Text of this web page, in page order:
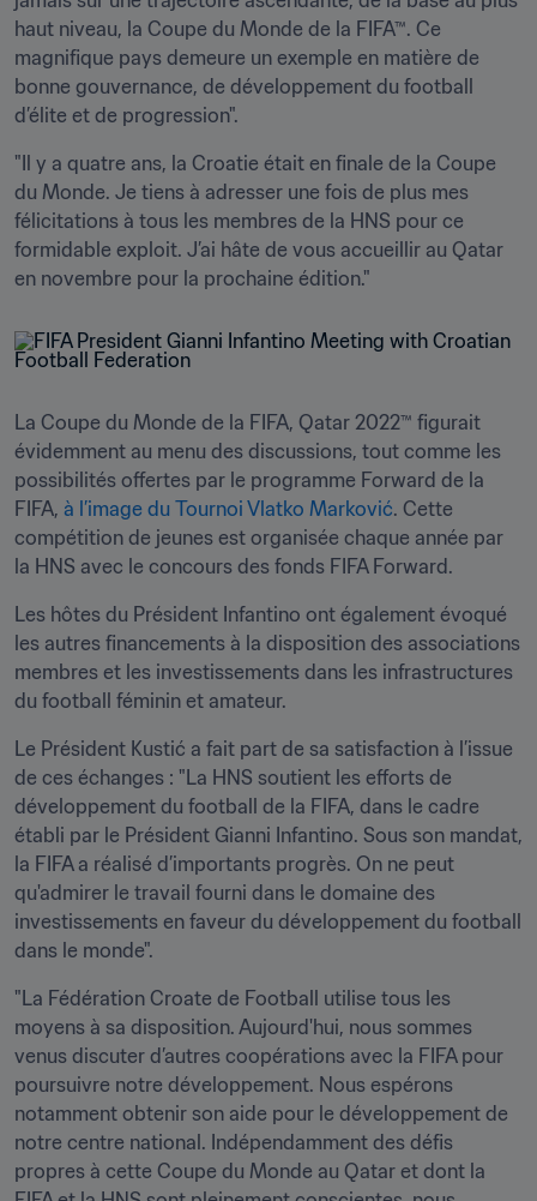
haut niveau, la Coupe du Monde de la FIFA™. Ce
magnifique pays demeure un exemple en matière de
bonne gouvernance, de développement du football
d’élite et de progression".
"Il y a quatre ans, la Croatie était en finale de la Coupe
du Monde. Je tiens à adresser une fois de plus mes
félicitations à tous les membres de la HNS pour ce
formidable exploit. J’ai hâte de vous accueillir au Qatar
La Coupe du Monde de la FIFA, Qatar 2022™ figurait
évidemment au menu des discussions, tout comme les
possibilités offertes par le programme Forward de la
FIFA, à l’image du Tournoi Vlatko Marković. Cette
compétition de jeunes est organisée chaque année par
la HNS avec le concours des fonds FIFA Forward.
Les hôtes du Président Infantino ont également évoqué
les autres financements à la disposition des associations
membres et les investissements dans les infrastructures
du football féminin et amateur.
Le Président Kustić a fait part de sa satisfaction à l’issue
de ces échanges : "La HNS soutient les efforts de
développement du football de la FIFA, dans le cadre
établi par le Président Gianni Infantino. Sous son mandat,
la FIFA a réalisé d’importants progrès. On ne peut
qu'admirer le travail fourni dans le domaine des
investissements en faveur du développement du football
dans le monde".
"La Fédération Croate de Football utilise tous les
moyens à sa disposition. Aujourd'hui, nous sommes
venus discuter d’autres coopérations avec la FIFA pour
poursuivre notre développement. Nous espérons
notamment obtenir son aide pour le développement de
notre centre national. Indépendamment des défis
propres à cette Coupe du Monde au Qatar et dont la